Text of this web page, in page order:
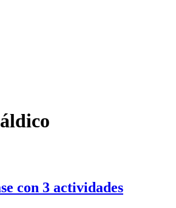
con 3 actividades